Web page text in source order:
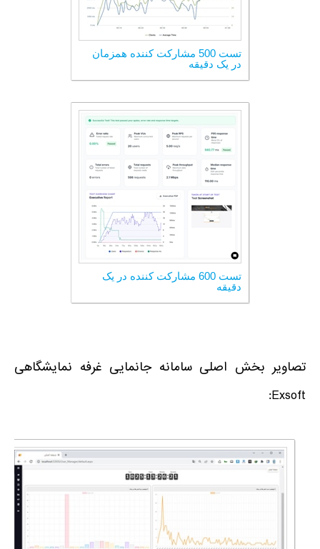
تست 500 مشارکت کننده همزمان
در یک دقیقه
تست 600 مشارکت کننده در یک
دقیقه
تصاویر بخش اصلی سامانه جانمایی غرفه نمایشگاهی
Exsoft: